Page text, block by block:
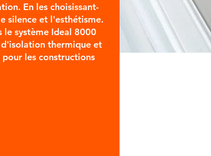
En les choisissant-
silence et l'esthétisme.
le système Ideal 8000
d'isolation thermique et
les constructions